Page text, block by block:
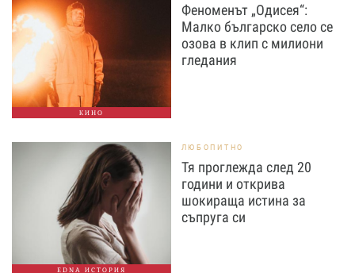
КИНО
Феноменът „Одисея“:
Малко българско село се
озова в клип с милиони
гледания
EDNA ИСТОРИЯ
ЛЮБОПИТНО
Тя проглежда след 20
години и открива
шокираща истина за
съпруга си